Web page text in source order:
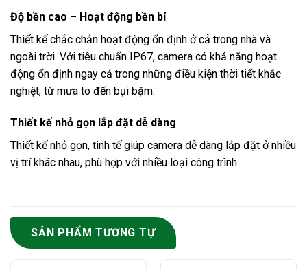
Độ bền cao – Hoạt động bền bỉ
Thiết kế chắc chắn hoạt động ổn định ở cả trong nhà và
ngoài trời. Với tiêu chuẩn IP67, camera có khả năng hoạt
động ổn định ngay cả trong những điều kiện thời tiết khắc
nghiệt, từ mưa to đến bụi bặm.
Thiết kế nhỏ gọn lắp đặt dễ dàng
Thiết kế nhỏ gọn, tinh tế giúp camera dễ dàng lắp đặt ở nhiều
vị trí khác nhau, phù hợp với nhiều loại công trình.
SẢN PHẨM TƯƠNG TỰ